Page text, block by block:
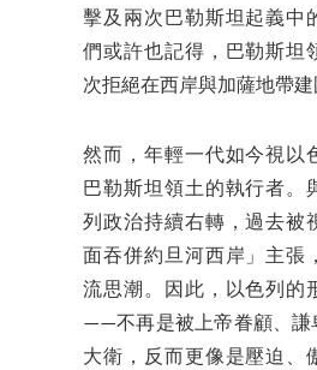
擊及兩次巴勒斯坦起義中
們或許也記得，巴勒斯坦
次拒絕在西岸與加薩地帶建
然而，年輕一代如今視以
巴勒斯坦領土的執行者。
列政治持續右轉，過去被
面吞併約旦河西岸」主張
流思潮。因此，以色列的
——不再是被上帝眷顧、謙
大衛，反而更像是壓迫、